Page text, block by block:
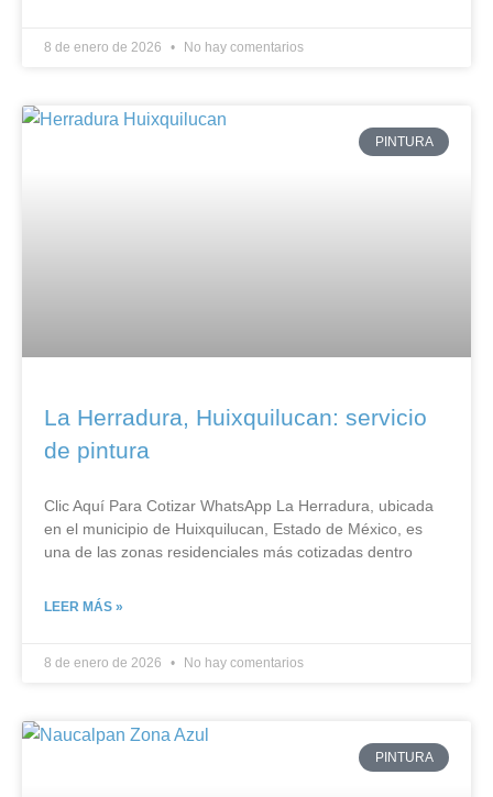
8 de enero de 2026 No hay comentarios
PINTURA
La Herradura, Huixquilucan: servicio
de pintura
Clic Aquí Para Cotizar​ WhatsApp La Herradura, ubicada
en el municipio de Huixquilucan, Estado de México, es
una de las zonas residenciales más cotizadas dentro
LEER MÁS »
8 de enero de 2026 No hay comentarios
PINTURA